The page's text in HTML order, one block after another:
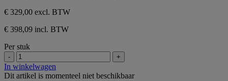
€ 329,00 excl. BTW
€ 398,09 incl. BTW
Per stuk
- +
In winkelwagen
Dit artikel is momenteel niet beschikbaar